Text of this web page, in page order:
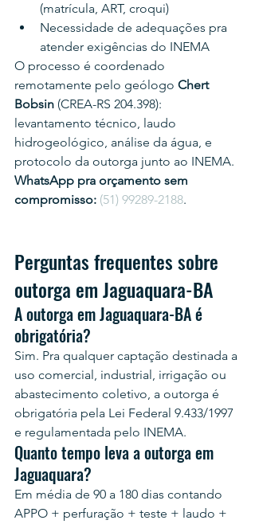
(matrícula, ART, croqui)
Necessidade de adequações pra
atender exigências do INEMA
O processo é coordenado
remotamente pelo geólogo Chert
Bobsin (CREA-RS 204.398):
levantamento técnico, laudo
hidrogeológico, análise da água, e
protocolo da outorga junto ao INEMA.
WhatsApp pra orçamento sem
compromisso: (51) 99289-2188.
Perguntas frequentes sobre
outorga em Jaguaquara-BA
A outorga em Jaguaquara-BA é
obrigatória?
Sim. Pra qualquer captação destinada a
uso comercial, industrial, irrigação ou
abastecimento coletivo, a outorga é
obrigatória pela Lei Federal 9.433/1997
e regulamentada pelo INEMA.
Quanto tempo leva a outorga em
Jaguaquara?
Em média de 90 a 180 dias contando
APPO + perfuração + teste + laudo +